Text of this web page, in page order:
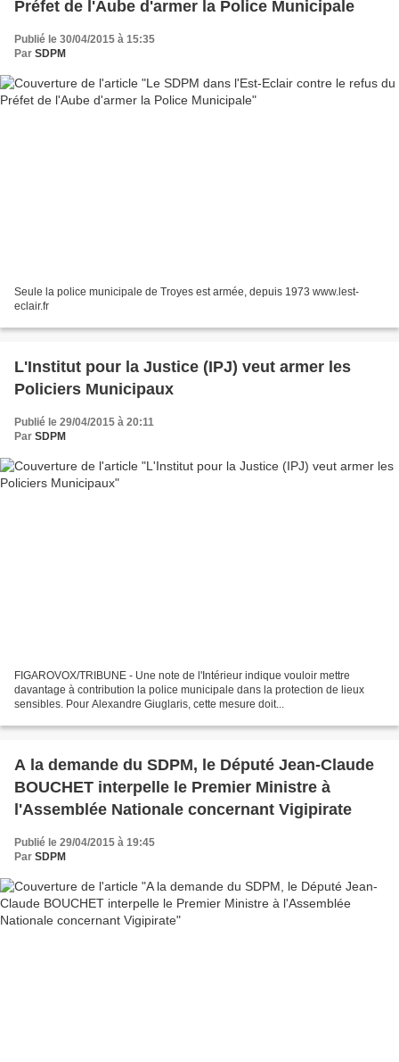
Préfet de l'Aube d'armer la Police Municipale
Publié le 30/04/2015 à 15:35
Par SDPM
Seule la police municipale de Troyes est armée, depuis 1973 www.lest-
eclair.fr
L'Institut pour la Justice (IPJ) veut armer les
Policiers Municipaux
Publié le 29/04/2015 à 20:11
Par SDPM
FIGAROVOX/TRIBUNE - Une note de l'Intérieur indique vouloir mettre
davantage à contribution la police municipale dans la protection de lieux
sensibles. Pour Alexandre Giuglaris, cette mesure doit...
A la demande du SDPM, le Député Jean-Claude
BOUCHET interpelle le Premier Ministre à
l'Assemblée Nationale concernant Vigipirate
Publié le 29/04/2015 à 19:45
Par SDPM